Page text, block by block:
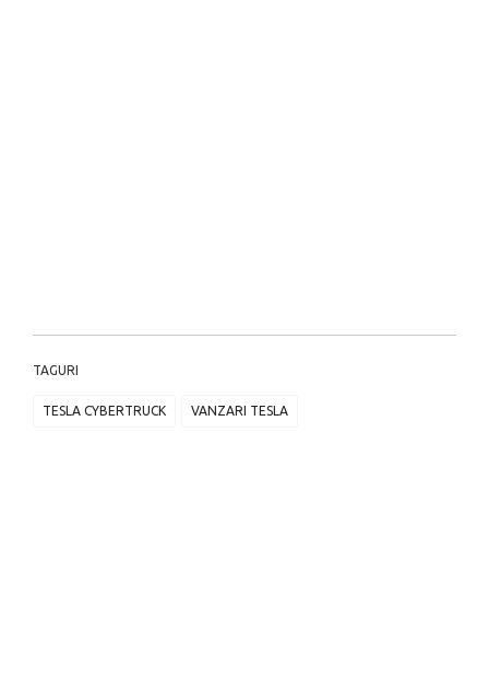
TAGURI
TESLA CYBERTRUCK VANZARI TESLA